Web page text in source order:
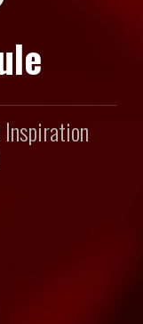
Inspiration